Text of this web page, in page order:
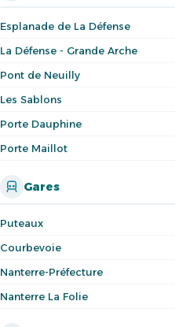
Esplanade de La Défense
La Défense - Grande Arche
Pont de Neuilly
Les Sablons
Porte Dauphine
Porte Maillot
Gares
Puteaux
Courbevoie
Nanterre-Préfecture
Nanterre La Folie